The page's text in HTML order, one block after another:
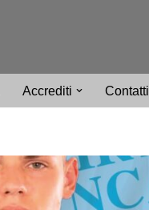
Accrediti Contatti